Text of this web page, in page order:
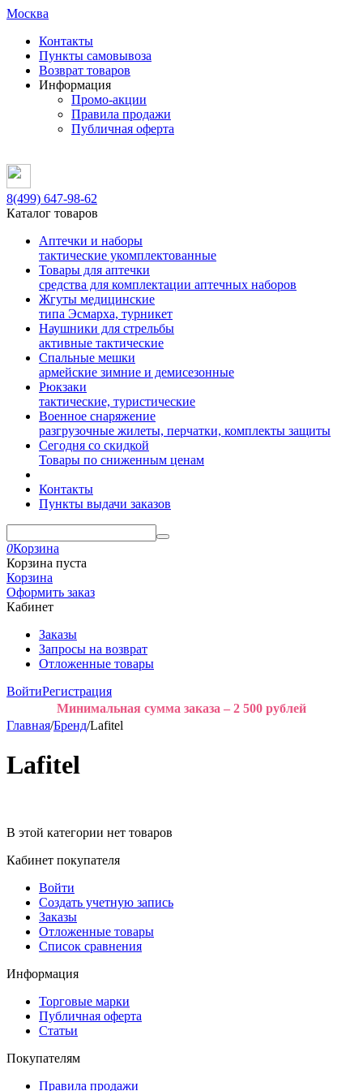
Москва
Контакты
Пункты самовывоза
Возврат товаров
Информация
Промо-акции
Правила продажи
Публичная оферта
8(499) 647-98-62
Каталог товаров
Аптечки и наборы
тактические укомплектованные
Товары для аптечки
средства для комплектации аптечных наборов
Жгуты медицинские
типа Эсмарха, турникет
Наушники для стрельбы
активные тактические
Спальные мешки
армейские зимние и демисезонные
Рюкзаки
тактические, туристические
Военное снаряжение
разгрузочные жилеты, перчатки, комплекты защиты
Сегодня со скидкой
Товары по сниженным ценам
Контакты
Пункты выдачи заказов
0Корзина
Корзина пуста
Корзина
Оформить заказ
Кабинет
Заказы
Запросы на возврат
Отложенные товары
ВойтиРегистрация
Минимальная сумма заказа – 2 500 рублей
Главная/Бренд/Lafitel
Lafitel
В этой категории нет товаров
Кабинет покупателя
Войти
Создать учетную запись
Заказы
Отложенные товары
Список сравнения
Информация
Торговые марки
Публичная оферта
Статьи
Покупателям
Правила продажи